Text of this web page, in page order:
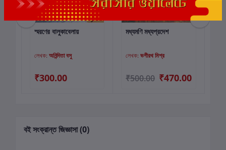
কার্টে যোগ করুন
স্মরণের বালুকাবেলায়
লেখক: অনিন্দিতা বসু
₹300.00
কার্টে যোগ করুন
মধ্যমণি মধ্যপ্রদেশ
লেখক: ভগীরথ মিশ্র
₹500.00 ₹470.00
বই সংক্রান্ত জিজ্ঞাসা (0)